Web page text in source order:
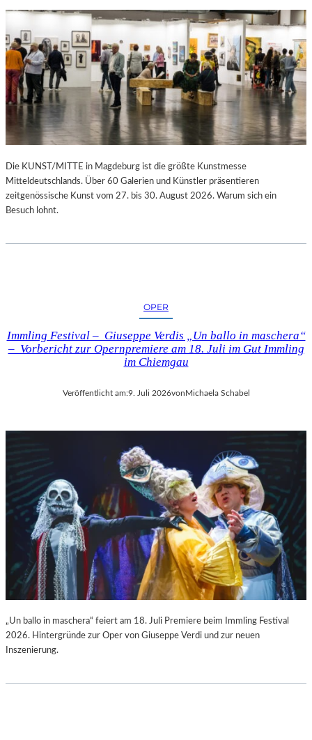
Die KUNST/MITTE in Magdeburg ist die größte Kunstmesse
Mitteldeutschlands. Über 60 Galerien und Künstler präsentieren
zeitgenössische Kunst vom 27. bis 30. August 2026. Warum sich ein
Besuch lohnt.
OPER
Immling Festival – Giuseppe Verdis „Un ballo in maschera“
– Vorbericht zur Opernpremiere am 18. Juli im Gut Immling
im Chiemgau
Veröffentlicht am:9. Juli 2026vonMichaela Schabel
„Un ballo in maschera“ feiert am 18. Juli Premiere beim Immling Festival
2026. Hintergründe zur Oper von Giuseppe Verdi und zur neuen
Inszenierung.